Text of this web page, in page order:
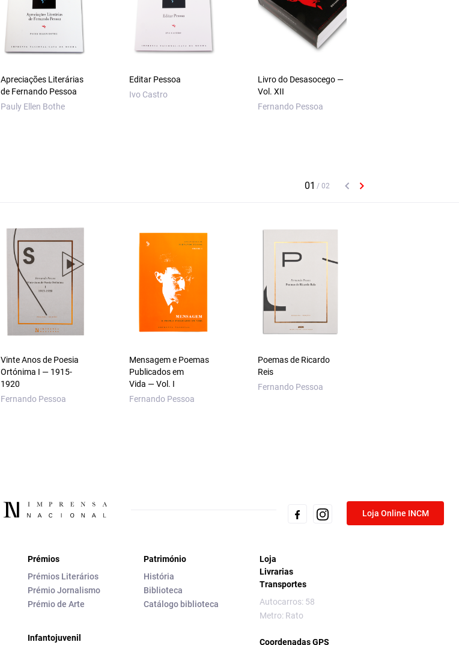
Apreciações Literárias
de Fernando Pessoa
Pauly Ellen Bothe
Editar Pessoa
Ivo Castro
Livro do Desasocego —
Vol. XII
Fernando Pessoa
Vinte Anos de Poesia
Ortónima I — 1915-
1920
Fernando Pessoa
Mensagem e Poemas
Publicados em
Vida — Vol. I
Fernando Pessoa
Poemas de Ricardo
Reis
Fernando Pessoa
Loja Online INCM
Prémios
Prémios Literários
Prémio Jornalismo
Prémio de Arte
Infantojuvenil
Património
História
Biblioteca
Catálogo biblioteca
Loja
Livrarias
Transportes
Autocarros: 58
Metro: Rato
Coordenadas GPS